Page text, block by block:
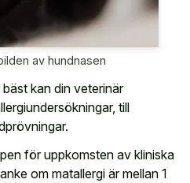
av hundnasen
kan din veterinär
till
för uppkomsten av kliniska
om matallergi är mellan 1